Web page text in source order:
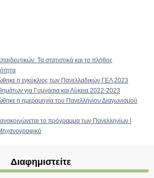
Τα στατιστικά και το πλήθος
η εγκύκλιος των Πανελλαδικών ΓΕΛ 2023
για Γυμνάσια και Λύκεια 2022-2023
η ημερομηνία του Πανελλήνιου Διαγωνισμού
το πρόγραμμα των Πανελληνίων |
Διαφημιστείτε